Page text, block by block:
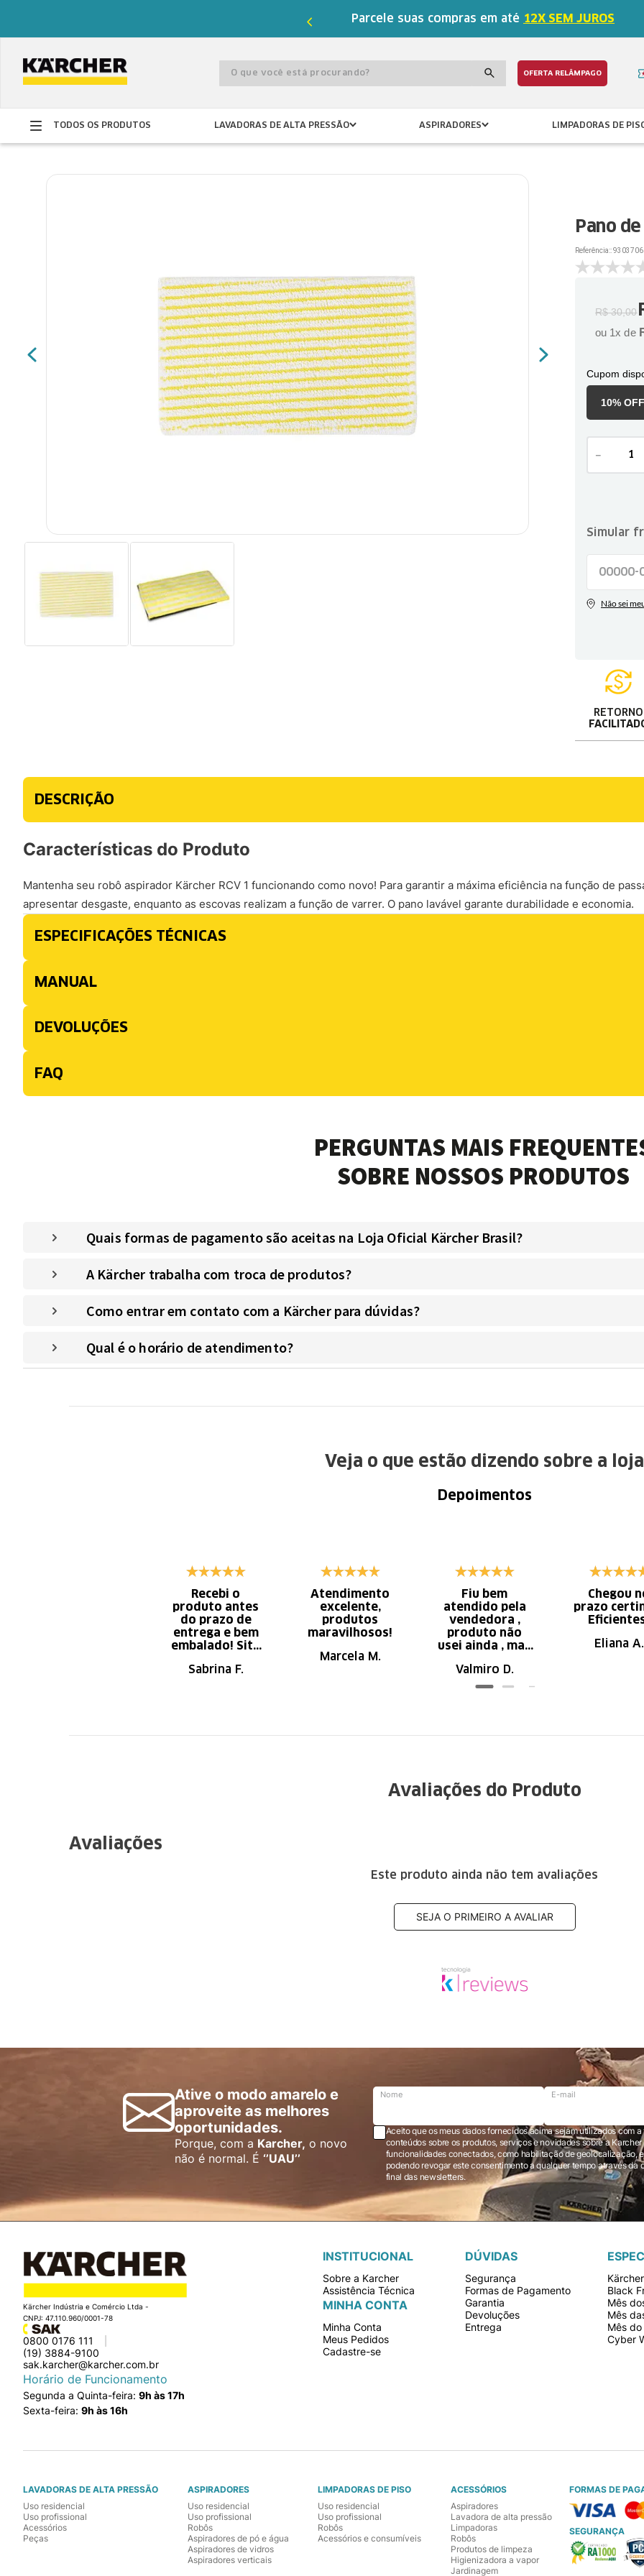
Parcele suas compras em até 12X SEM JUROS
O que você está procurando? OFERTA RELÂMPAGO
TODOS OS PRODUTOS LAVADORAS DE ALTA PRESSÃO ASPIRADORES LIMPADORAS DE
Pano
Referência::
R$ 30,00
ou 1x de
Cupom
10%
－
RETORNO
DESCRIÇÃO
Características do Produto
Mantenha seu robô aspirador Kärcher RCV 1 funcionando como novo! Para garantir a máxima eficiência na função de
apresentar desgaste, enquanto as escovas realizam a função de varrer. O pano lavável garante durabilidade e economia.
ESPECIFICAÇÕES TÉCNICAS
MANUAL
DEVOLUÇÕES
FAQ
PERGUNTAS MAIS
SOBRE NOSSOS PRODUTOS
Quais formas de pagamento são aceitas na Loja Oficial Kärcher Brasil?
A Kärcher trabalha com troca de produtos?
Como entrar em contato com a Kärcher para dúvidas?
Qual é o horário de atendimento?
Veja o que estão dizendo sobre a loja
Depoimentos
Recebi o
produto antes
do prazo de
entrega e bem
embalado! Site
navegação.
Sabrina F.
Atendimento
excelente,
produtos
maravilhosos!
Marcela M.
Fiu bem
atendido pela
vendedora ,
produto não
usei ainda , mas
ótima qualidade
Valmiro D.
Chegou
prazo
Eliana A.
Avaliações do Produto
Avaliações
Este produto ainda não tem avaliações
SEJA O PRIMEIRO A AVALIAR
Ative o modo amarelo e
aproveite as melhores
oportunidades.
Porque, com a Karcher, o novo
não é normal. É ‘’UAU’’
Nome E-mail
Aceito que os meus dados fornecidos acima sejam utilizados com
conteúdos sobre os produtos, serviços e novidades sobre a Karcher Brasil via e-mail marketing e registro de
funcionalidades conectados, como habilitação de geolocalização,
podendo revogar este consentimento a qualquer tempo através da opção “cancelar inscrição” localizada ao
final das newsletters.
Kärcher Indústria e Comércio Ltda -
CNPJ: 47.110.960/0001-78
0800 0176 111
(19) 3884-9100
sak.karcher@karcher.com.br
Horário de Funcionamento
Segunda a Quinta-feira: 9h às 17h
Sexta-feira: 9h às 16h
INSTITUCIONAL
Sobre a Karcher
Assistência Técnica
MINHA CONTA
Minha Conta
Meus Pedidos
Cadastre-se
DÚVIDAS
Segurança
Formas de Pagamento
Garantia
Devoluções
Entrega
Black
Mês
Mês
Mês
Cyber
LAVADORAS DE ALTA PRESSÃO
Uso residencial
Uso profissional
Acessórios
Peças
ASPIRADORES
Uso residencial
Uso profissional
Robôs
Aspiradores de pó e água
Aspiradores de vidros
Aspiradores verticais
LIMPADORAS DE PISO
Uso residencial
Uso profissional
Robôs
Acessórios e consumíveis
ACESSÓRIOS
Aspiradores
Lavadora de alta pressão
Limpadoras
Robôs
Produtos de limpeza
Higienizadora a vapor
Jardinagem
FORMAS DE
SEGURANÇA